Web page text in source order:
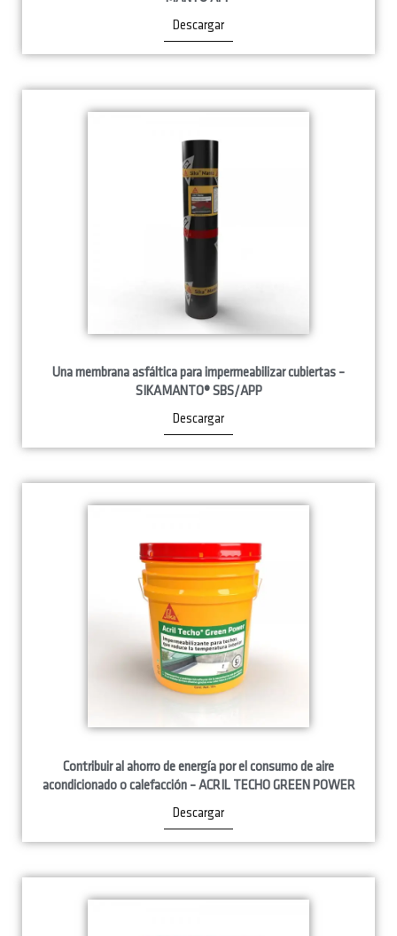
Descargar
Una membrana asfáltica para impermeabilizar cubiertas –
SIKAMANTO® SBS/APP
Descargar
Contribuir al ahorro de energía por el consumo de aire
acondicionado o calefacción – ACRIL TECHO GREEN POWER
Descargar